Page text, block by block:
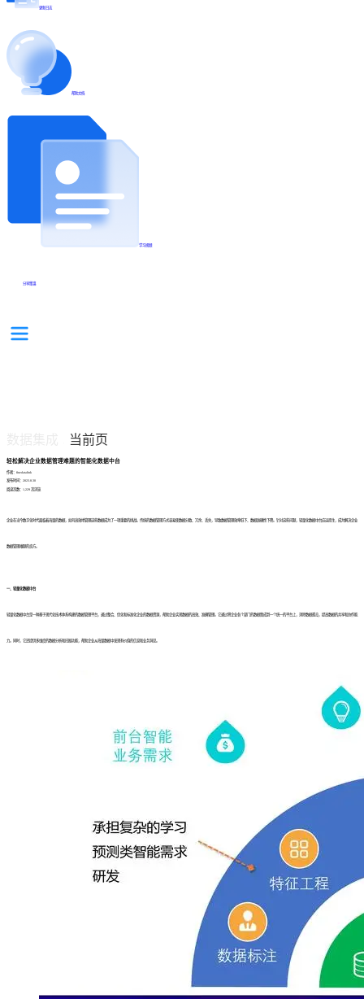
更新日志
帮助文档
学习视频
分享集锦
当前页
轻松解决企业数据管理难题的智能化数据中台
作者：finedatalink
发布时间：2023.8.30
阅读次数：1,229 次浏览
企业在当今数字化时代面临着海量的数据，如何高效地管理这些数据成为了一项重要的挑战。传统的数据管理方式容易使数据分散、冗余、丢失，导致数据管理效率低下、数据准确性下降。针对这些问题，轻量化数据中台应运而生，成为解决企业
数据管理难题的良方。
一、轻量化数据中台
轻量化数据中台是一种基于现代化技术体系构建的数据管理平台，通过整合、优化和标准化企业的数据资源，帮助企业实现数据的高效、准确管理。它通过将企业各个部门的数据集成到一个统一的平台上，消除数据孤岛，提高数据的共享和协作能
力。同时，它还提供多维度的数据分析和挖掘功能，帮助企业从海量数据中发现有价值的信息和业务洞见。